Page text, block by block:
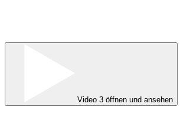
Video 3 öffnen und ansehen